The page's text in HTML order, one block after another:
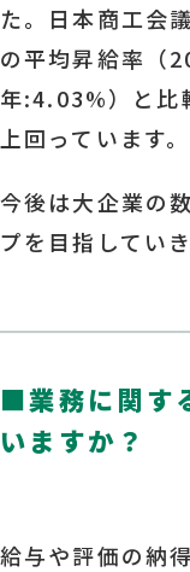
た。日本商工会
の平均昇給率（
年:4.03%）と比
上回っています。
今後は大企業の
プを目指していき
■業務に関す
いますか？
給与や評価の納